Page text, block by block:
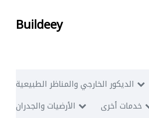
Buildeey
الديكور الخارجي والمناظر الطبيعية
الأرضيات والجدران
خدمات أخرى